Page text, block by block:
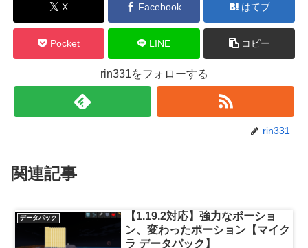
X Facebook はてブ
Pocket LINE コピー
rin331をフォローする
rin331
関連記事
データパック
【1.19.2対応】強力なポーショ
ン、変わったポーション【マイク
ラ データパック】